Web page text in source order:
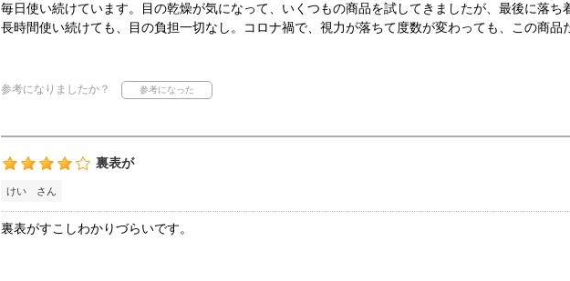
毎日使い続けています。目の乾燥が気になって、いくつもの商品を試してきましたが、最後に落ち
長時間使い続けても、目の負担一切なし。コロナ禍で、視力が落ちて度数が変わっても、この商品
参考になりましたか？
裏表が
けい さん
裏表がすこしわかりづらいです。